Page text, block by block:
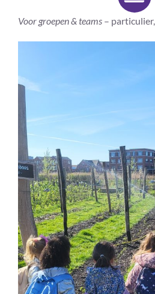
Voor groepen & teams–